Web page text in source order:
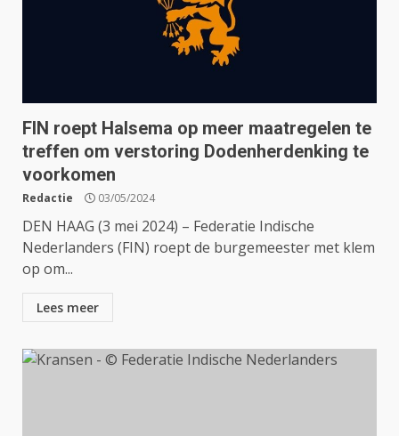
FIN roept Halsema op meer maatregelen te
treffen om verstoring Dodenherdenking te
voorkomen
Redactie 03/05/2024
DEN HAAG (3 mei 2024) – Federatie Indische
Nederlanders (FIN) roept de burgemeester met klem
op om...
Lees meer